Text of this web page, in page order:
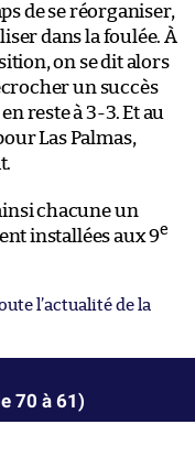
de se réorganiser,
dans la foulée. À
on se dit alors
un succès
reste à 3-3. Et au
Las Palmas,
chacune un
installées aux 9e
l’actualité de la
70 à 61)